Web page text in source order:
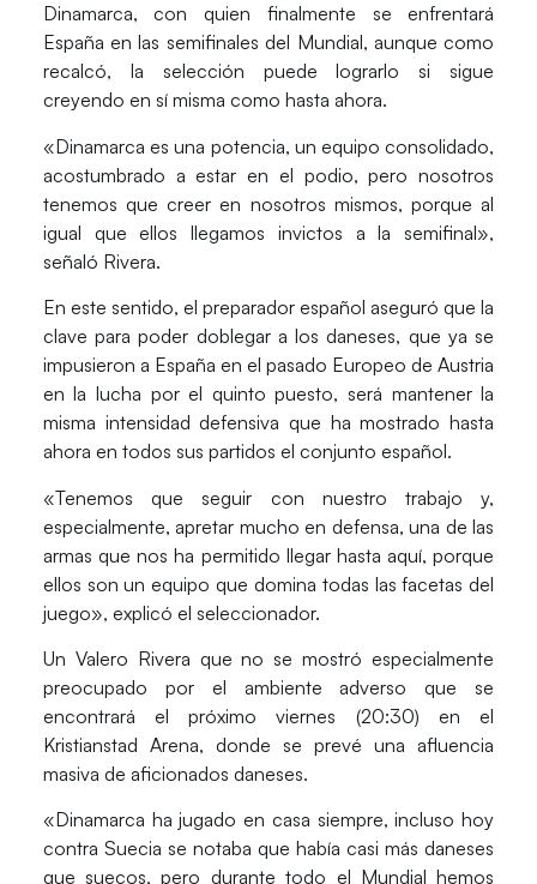
Dinamarca, con quien finalmente se enfrentará
España en las semifinales del Mundial, aunque como
recalcó, la selección puede lograrlo si sigue
creyendo en sí misma como hasta ahora.
«Dinamarca es una potencia, un equipo consolidado,
acostumbrado a estar en el podio, pero nosotros
tenemos que creer en nosotros mismos, porque al
igual que ellos llegamos invictos a la semifinal»,
señaló Rivera.
En este sentido, el preparador español aseguró que la
clave para poder doblegar a los daneses, que ya se
impusieron a España en el pasado Europeo de Austria
en la lucha por el quinto puesto, será mantener la
misma intensidad defensiva que ha mostrado hasta
ahora en todos sus partidos el conjunto español.
«Tenemos que seguir con nuestro trabajo y,
especialmente, apretar mucho en defensa, una de las
armas que nos ha permitido llegar hasta aquí, porque
ellos son un equipo que domina todas las facetas del
juego», explicó el seleccionador.
Un Valero Rivera que no se mostró especialmente
preocupado por el ambiente adverso que se
encontrará el próximo viernes (20:30) en el
Kristianstad Arena, donde se prevé una afluencia
masiva de aficionados daneses.
«Dinamarca ha jugado en casa siempre, incluso hoy
contra Suecia se notaba que había casi más daneses
que suecos, pero durante todo el Mundial hemos